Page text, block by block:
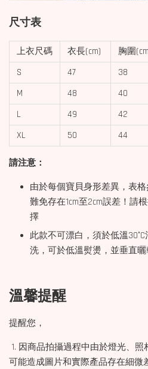
尺寸表
上衣尺碼 衣長(cm) 胸圍
S
47 38
M
48 40
L
49 42
XL
50 44
請注意：
由於每個寶貝身形差異，表
難免存在1cm至2cm誤差！請
擇
此款不可漂白，須於低溫
洗，可於低溫熨燙，並垂直
溫馨提醒
提醒您，
1. 因商品拍攝過程中由於燈光、照
可能造成圖片和實際產品存在細微